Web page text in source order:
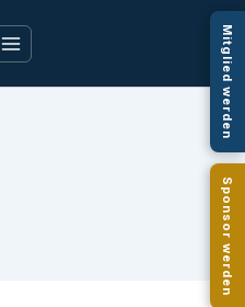
Mitglied werden
Sponsor werden